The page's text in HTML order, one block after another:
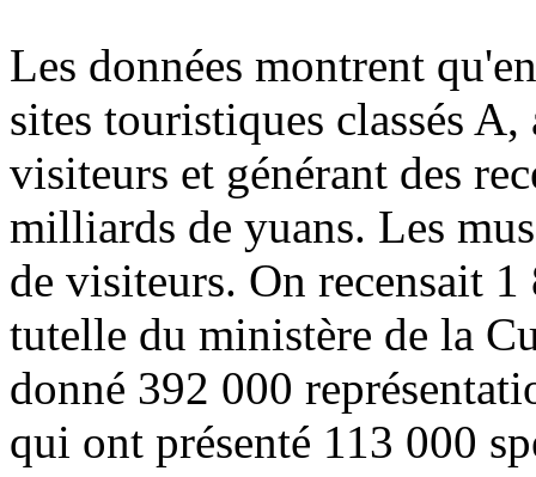
Les données montrent
sites touristiques classés
visiteurs et générant des
milliards de yuans. Les
de visiteurs. On recensait
tutelle du ministère de la
donné 392 000
qui ont présenté 113 000